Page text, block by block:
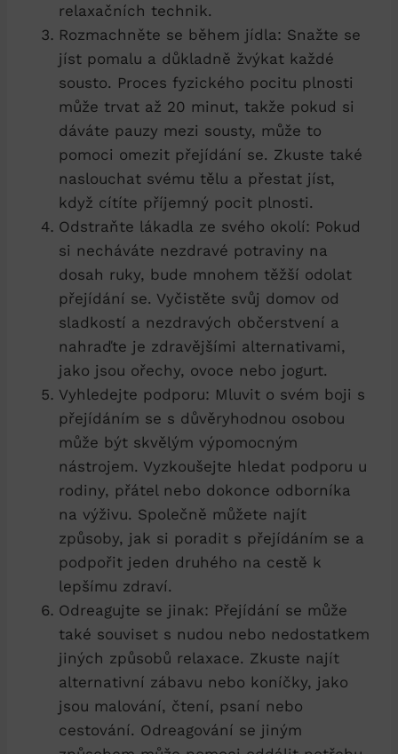
relaxačních technik.
Rozmachněte se během jídla: Snažte se
jíst pomalu⁤ a důkladně žvýkat každé
sousto. Proces fyzického pocitu plnosti
může trvat až⁣ 20 minut, takže pokud si
dáváte pauzy mezi sousty, může to
pomoci ​omezit přejídání se. Zkuste také
naslouchat svému tělu a přestat jíst,
⁢když cítíte příjemný pocit⁢ plnosti.
Odstraňte lákadla ze svého okolí: Pokud
si necháváte nezdravé potraviny na
dosah ruky, bude mnohem těžší odolat
přejídání se. ⁤Vyčistěte svůj ‍domov od
sladkostí a nezdravých ‍občerstvení a
⁣nahraďte je zdravějšími alternativami,
jako‍ jsou‍ ořechy,⁢ ovoce nebo ⁤jogurt.
Vyhledejte podporu: Mluvit o svém ⁢boji⁤ s
přejídáním se s důvěryhodnou osobou
‍může být skvělým ⁤výpomocným
nástrojem. ‍Vyzkoušejte hledat podporu u
rodiny, přátel nebo dokonce odborníka
na výživu. Společně můžete najít
způsoby, jak si poradit s⁣ přejídáním se a
podpořit jeden druhého na cestě k
lepšímu zdraví.
Odreagujte se jinak: Přejídání se může
také souviset s nudou nebo nedostatkem
jiných způsobů relaxace. Zkuste‌ najít
alternativní zábavu nebo⁣ koníčky, jako
jsou malování, čtení, psaní nebo
cestování. Odreagování se ⁢jiným